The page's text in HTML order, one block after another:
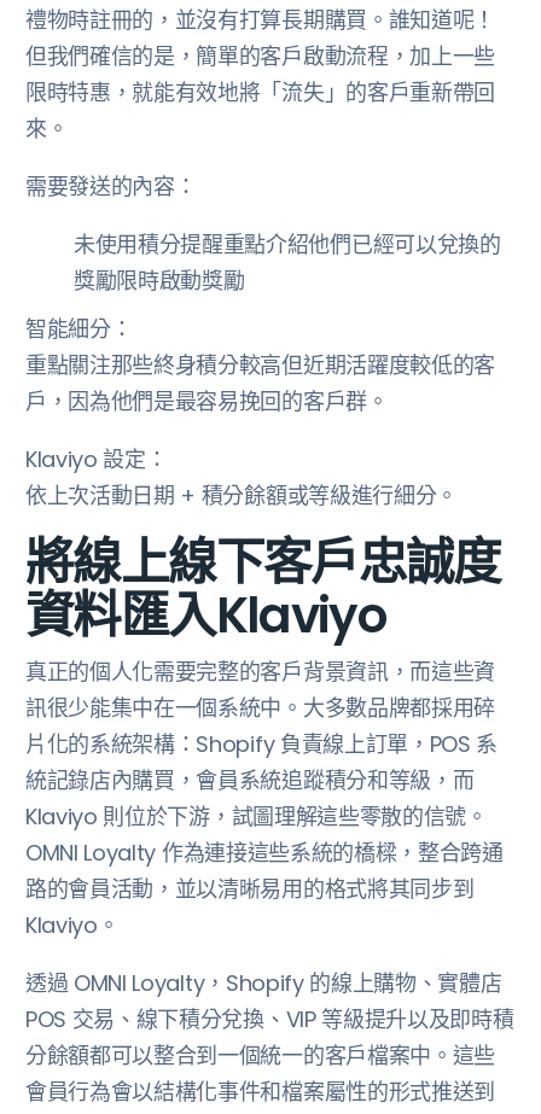
禮物時註冊的，並沒有打算長期購買。誰知道呢！
但我們確信的是，簡單的客戶啟動流程，加上一些
限時特惠，就能有效地將「流失」的客戶重新帶回
來。
需要發送的內容：
未使用積分提醒重點介紹他們已經可以兌換的
獎勵限時啟動獎勵
智能細分：
重點關注那些終身積分較高但近期活躍度較低的客
戶，因為他們是最容易挽回的客戶群。
Klaviyo 設定：
依上次活動日期 + 積分餘額或等級進行細分。
將線上線下客戶忠誠度
資料匯入Klaviyo
真正的個人化需要完整的客戶背景資訊，而這些資
訊很少能集中在一個系統中。大多數品牌都採用碎
片化的系統架構：Shopify 負責線上訂單，POS 系
統記錄店內購買，會員系統追蹤積分和等級，而
Klaviyo 則位於下游，試圖理解這些零散的信號。
OMNI Loyalty 作為連接這些系統的橋樑，整合跨通
路的會員活動，並以清晰易用的格式將其同步到
Klaviyo。
透過 OMNI Loyalty，Shopify 的線上購物、實體店
POS 交易、線下積分兌換、VIP 等級提升以及即時積
分餘額都可以整合到一個統一的客戶檔案中。這些
會員行為會以結構化事件和檔案屬性的形式推送到